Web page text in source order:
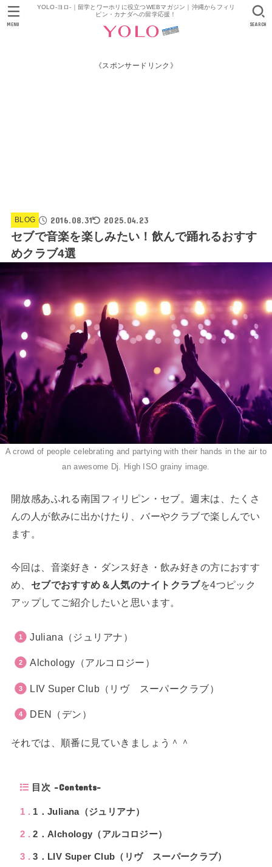
YOLO-ヨロ-｜留学とワーホリに役立つWEBマガジン｜沖縄からフィリ
ピン・カナダへの留学応援！
SEARCH
MENU
《スポンサードリンク》
BLOG 2016.08.31 2025.04.23
セブで音楽を楽しみたい！飲んで踊れるおすす
めクラブ4選
A crowd of people celebrating and partying with their hands in the air to
an awesome Dj. High ISO grainy image.
開放感あふれる南国フィリピン・セブ。週末は、たくさ
んの人が飲みに出かけたり、バーやクラブで楽しんでい
ます。
今回は、音楽好き・ダンス好き・飲み好きの方におすす
め、 セブでおすすめ＆人気のナイトクラブを4つピック
アップしてご紹介したいと思います。
Juliana（ジュリアナ）
Alchology（アルコロジー）
LIV Super Club（リヴ スーパークラブ）
DEN（デン）
それでは、順番に見ていきましょう＾＾
目次 -Contents-
1 1．Juliana（ジュリアナ）
2 2．Alchology（アルコロジー）
3 3．LIV Super Club（リヴ スーパークラブ）